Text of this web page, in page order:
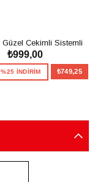
Güzel Çekimli Sistemli
Kehribar Tesbih
₺999,00
İNDİRİM ₺749,25